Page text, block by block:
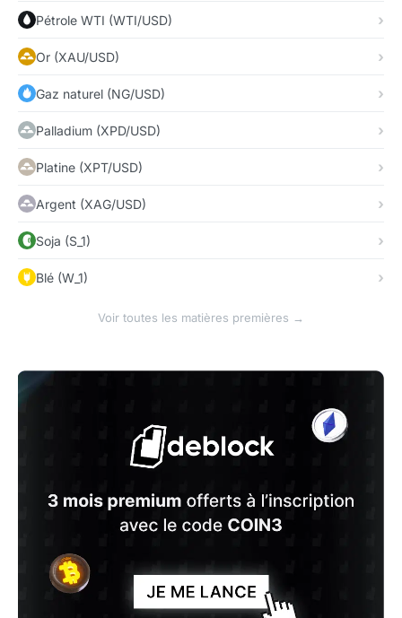
Pétrole WTI (WTI/USD)
Or (XAU/USD)
Gaz naturel (NG/USD)
Palladium (XPD/USD)
Platine (XPT/USD)
Argent (XAG/USD)
Soja (S_1)
Blé (W_1)
Voir toutes les matières premières →